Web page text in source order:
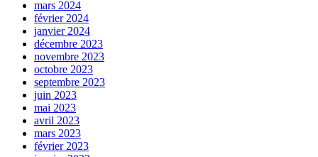
mars 2024
février 2024
janvier 2024
décembre 2023
novembre 2023
octobre 2023
septembre 2023
juin 2023
mai 2023
avril 2023
mars 2023
février 2023